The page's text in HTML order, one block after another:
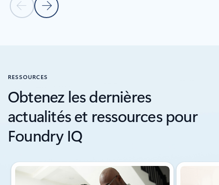
Diapositive précédente
Diapositive suivante
RESSOURCES
Obtenez les dernières
actualités et ressources pour
Foundry IQ
Affichage de la diapositive 1 de 3